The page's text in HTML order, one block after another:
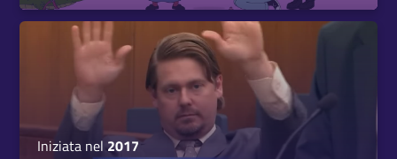
Iniziata nel2017